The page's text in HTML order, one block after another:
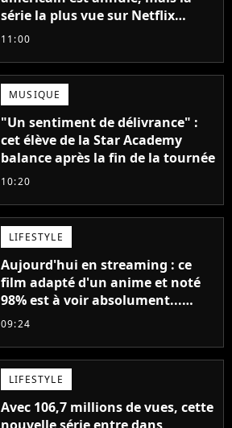
série la plus vue sur Netflix
pourrait avoir une version
11:00
MUSIQUE
"Un sentiment de délivrance" :
cet élève de la Star Academy
balance après la fin de la tournée
10:20
LIFESTYLE
Aujourd'hui en streaming : ce
film adapté d'un anime et noté
98% est à voir absolument...
sinon vous ne comprendrez plus
09:24
LIFESTYLE
Avec 106,7 millions de vues, cette